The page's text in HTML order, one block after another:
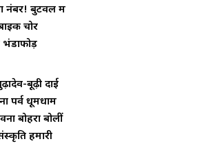
नंबर! बुटवल में
चोर
भंडाफोड़
बूढ़ी दाई
पर्व धूमधाम
बोहरा बोलीं
हमारी